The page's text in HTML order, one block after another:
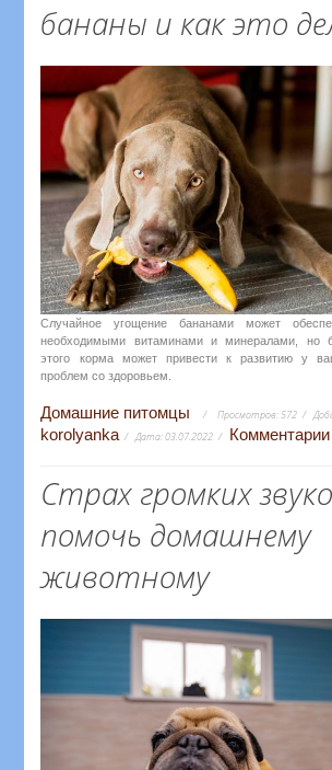
бананы и как это
Случайное угощение бананами может
необходимыми витаминами и минералами, но
этого корма может привести к развитию у
проблем со здоровьем.
Домашние питомцы Просмотров:572
korolyanka Дата:03.07.2022 Комментарии
Страх громких
помочь домашнему
животному